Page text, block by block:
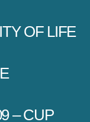
OF LIFE
– CUP